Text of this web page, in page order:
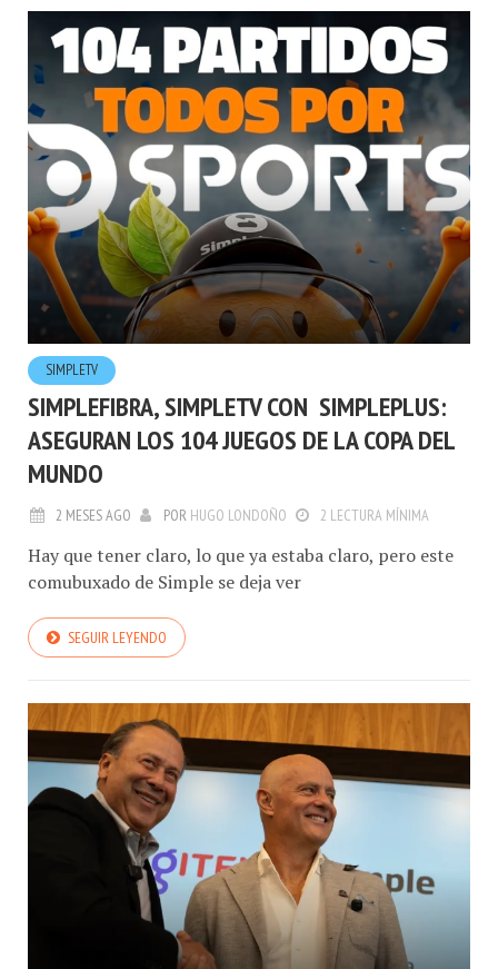
SIMPLETV
SIMPLEFIBRA, SIMPLETV CON SIMPLEPLUS:
ASEGURAN LOS 104 JUEGOS DE LA COPA DEL
MUNDO
2 MESES AGO POR HUGO LONDOÑO 2 LECTURA MÍNIMA
Hay que tener claro, lo que ya estaba claro, pero este
comubuxado de Simple se deja ver
SEGUIR LEYENDO